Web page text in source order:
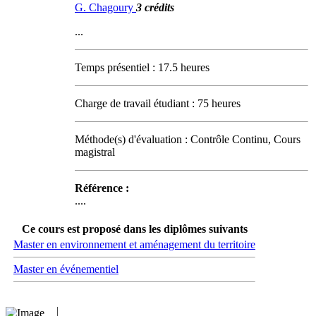
G. Chagoury 3 crédits
...
Temps présentiel : 17.5 heures
Charge de travail étudiant : 75 heures
Méthode(s) d'évaluation : Contrôle Continu, Cours
magistral
Référence :
....
Ce cours est proposé dans les diplômes suivants
Master en environnement et aménagement du territoire
Master en événementiel